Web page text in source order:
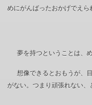
めにがんばったおかげでえら
夢を持つということは、
想像できるとおもうが、
がない。つまり頑張れない、